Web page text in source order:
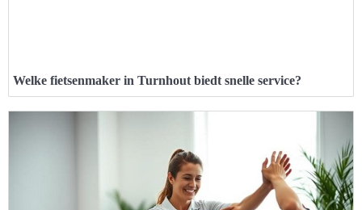
Welke fietsenmaker in Turnhout biedt snelle service?